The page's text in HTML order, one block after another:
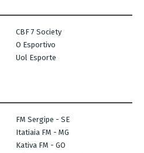
CBF 7 Society
O Esportivo
Uol Esporte
FM Sergipe - SE
Itatiaia FM - MG
Kativa FM - GO